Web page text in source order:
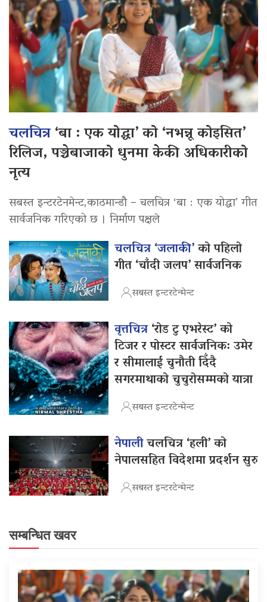
चलचित्र‘बा : एक योद्धा’ को ‘नभन्नू कोइसित’
रिलिज, पञ्चेबाजाको धुनमा केकी अधिकारीको
नृत्य
सबस्त इन्टरटेनमेन्ट,काठमान्डौ – चलचित्र ‘बा : एक योद्धा’ गीत
सार्वजनिक गरिएको छ । निर्माण पक्षले
चलचित्र ‘जलाकी’को पहिलो
गीत ‘चाँदी जलप’ सार्वजनिक
सबस्त इन्टरटेन्मेन्ट
वृत्तचित्र‘रोड टु एभरेस्ट’ को
टिजर र पोस्टर सार्वजनिक: उमेर
र सीमालाई चुनौती दिँदै
सगरमाथाको चुचुरोसम्मको यात्रा
सबस्त इन्टरटेन्मेन्ट
नेपालीचलचित्र ‘हली’ को
नेपालसहित विदेशमा प्रदर्शन सुरु
सबस्त इन्टरटेन्मेन्ट
सम्बन्धित खवर